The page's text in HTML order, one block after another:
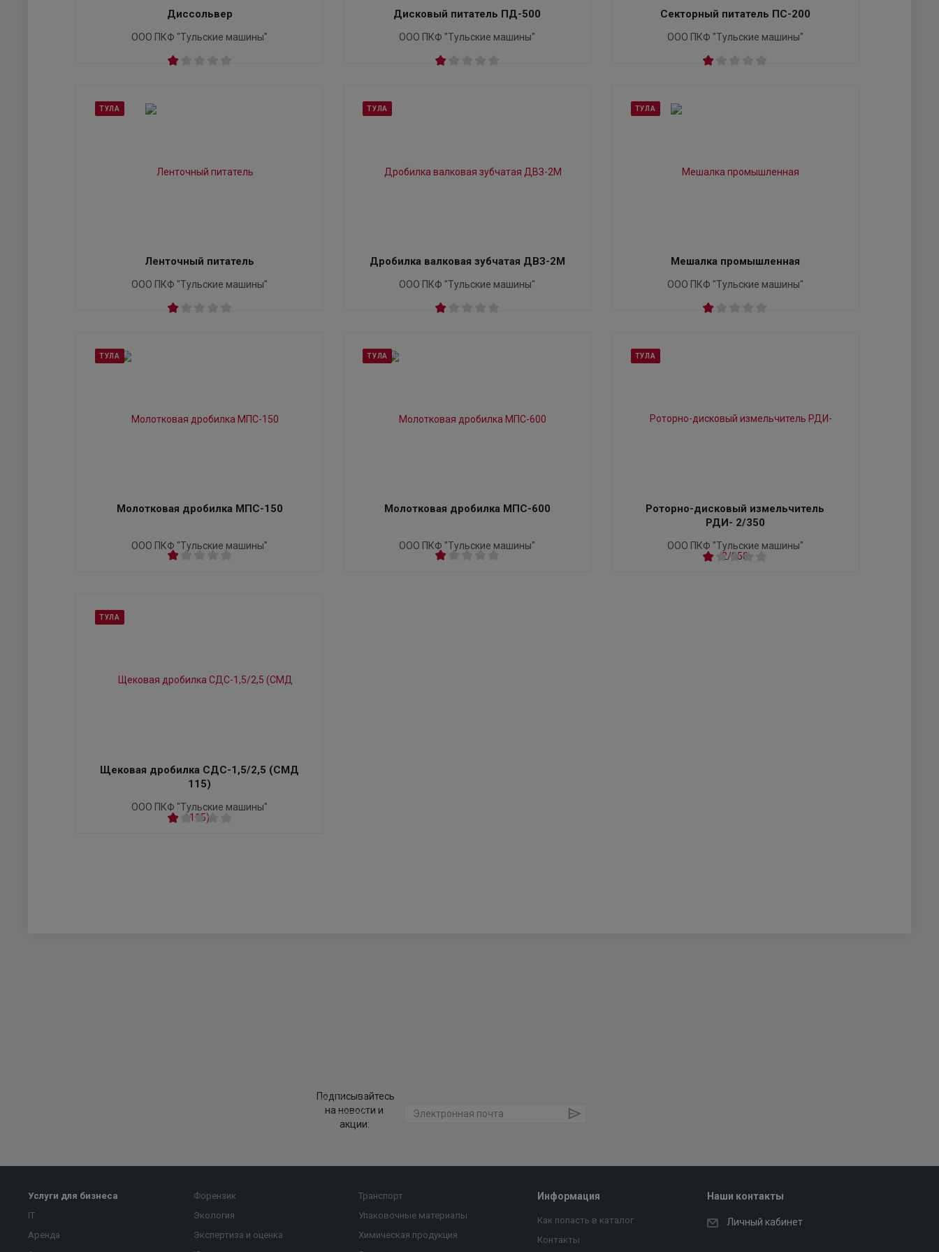
Диссольвер
ООО ПКФ "Тульские машины"
Дисковый питатель ПД-500
ООО ПКФ "Тульские машины"
Секторный питатель ПС-200
ООО ПКФ "Тульские машины"
ТУЛА
Ленточный питатель
ООО ПКФ "Тульские машины"
ТУЛА
Дробилка валковая зубчатая ДВЗ-2M
ООО ПКФ "Тульские машины"
ТУЛА
Мешалка промышленная
ООО ПКФ "Тульские машины"
ТУЛА
Молотковая дробилка МПС-150
ООО ПКФ "Тульские машины"
ТУЛА
Молотковая дробилка МПС-600
ООО ПКФ "Тульские машины"
ТУЛА
Роторно-дисковый измельчитель
РДИ- 2/350
ООО ПКФ "Тульские машины"
ТУЛА
Щековая дробилка СДС-1,5/2,5 (СМД
115)
ООО ПКФ "Тульские машины"
Подписывайтесь
на новости и
акции:
Услуги для бизнеса
IT
Аренда
Форензик
Экология
Экспертиза и оценка
Транспорт
Упаковочные материалы
Химическая продукция
Информация
Как попасть в каталог
Контакты
Наши контакты
Личный кабинет